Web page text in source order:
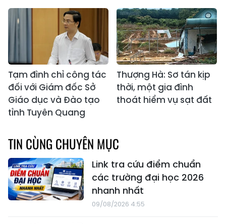
Tạm đình chỉ công tác
đối với Giám đốc Sở
Giáo dục và Đào tạo
tỉnh Tuyên Quang
Thượng Hà: Sơ tán kịp
thời, một gia đình
thoát hiểm vụ sạt đất
TIN CÙNG CHUYÊN MỤC
Link tra cứu điểm chuẩn
các trường đại học 2026
nhanh nhất
09/08/2026 4:55